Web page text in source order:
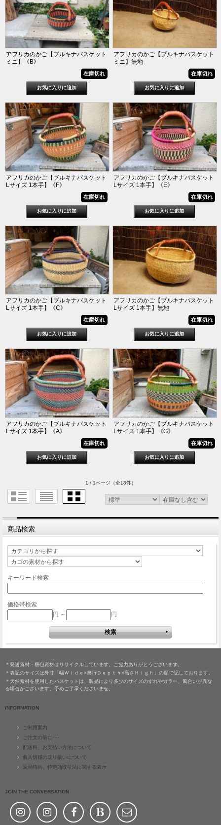
アフリカのかご【ブルキナバスケット
ミニ】《B》
在庫切れ
アフリカのかご【ブルキナバスケット
ミニ】無地
在庫切れ
アフリカのかご【ブルキナバスケット
Lサイズ 1本手】《F》
在庫切れ
アフリカのかご【ブルキナバスケット
Lサイズ 1本手】《E》
在庫切れ
アフリカのかご【ブルキナバスケット
Lサイズ 1本手】《C》
在庫切れ
アフリカのかご【ブルキナバスケット
Lサイズ 1本手】無地
在庫切れ
アフリカのかご【ブルキナバスケット
Lサイズ 1本手】《A》
在庫切れ
アフリカのかご【ブルキナバスケット
Lサイズ 1本手】《G》
在庫切れ
1 / 1ページ （全18件）
商品検索
キーワード検索
価格帯検索
円 ～
円
＊発送資材・梱包資材はリサイクルしています。ご協力ありがとうございます。
＊表記のサイズは外寸「幅Ｗｉｄｅ×奥行Ｄｅｐｔｈ×高さＨｉｇｈ」の順で記しております。
＊天然素材を使用したバスケットは、製品により多少のサイズのずれやカラー、風合いが異な
る場合がございます。予めご了承くださいませ。
INFORMATION
ご利用案内
ご注文の前に･･･
配送料、お支払い方法について
個人情報の取り扱いについて
返品特約、特定商取引法に関する表示
JOIN THE CONVERSATION